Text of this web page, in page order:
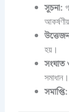
সূচনা:
হয়।
সংঘাত
সমাধান।
সমাপ্তি: